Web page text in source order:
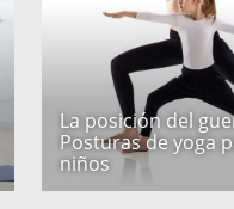
La posición del
Posturas de yoga
niños